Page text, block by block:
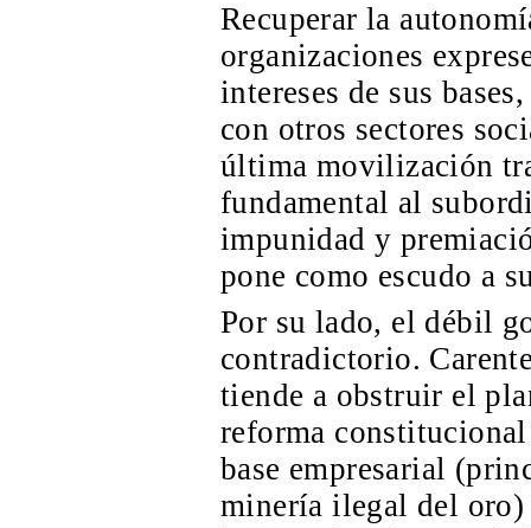
Recuperar la
organizaciones
intereses de sus
con otros sectores
última movilización
fundamental al
impunidad y
pone como escudo a
Por su lado, el débil
contradictorio.
tiende a obstruir el
reforma
base empresarial
minería ilegal del oro)